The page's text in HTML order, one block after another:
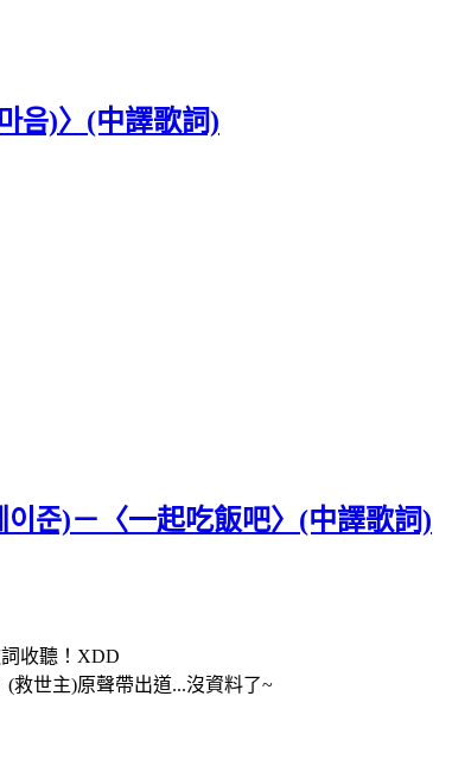
음)〉(中譯歌詞)
준)－〈一起吃飯吧〉(中譯歌詞)
收聽！XDD
世主)原聲帶出道...沒資料了~